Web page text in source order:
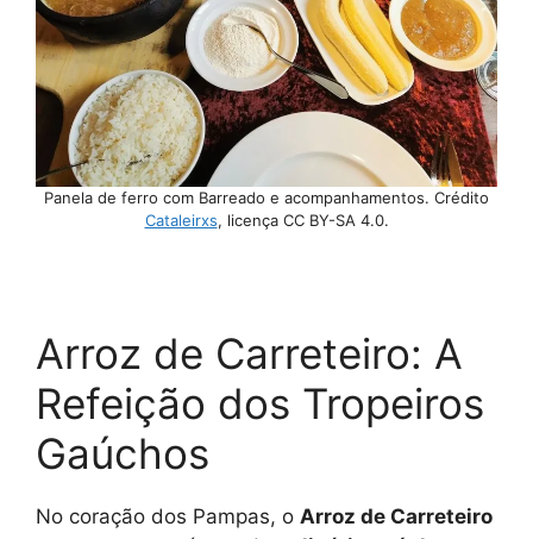
Panela de ferro com Barreado e acompanhamentos. Crédito
Cataleirxs, licença CC BY-SA 4.0.
Arroz de Carreteiro: A
Refeição dos Tropeiros
Gaúchos
No coração dos Pampas, o Arroz de Carreteiro